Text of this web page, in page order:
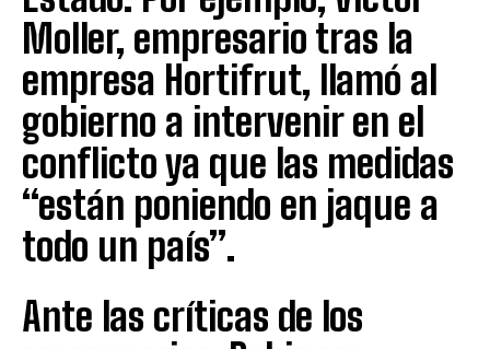
Moller, empresario tras la
empresa Hortifrut, llamó al
gobierno a intervenir en el
conflicto ya que las medidas
“están poniendo en jaque a
todo un país”.
Ante las críticas de los